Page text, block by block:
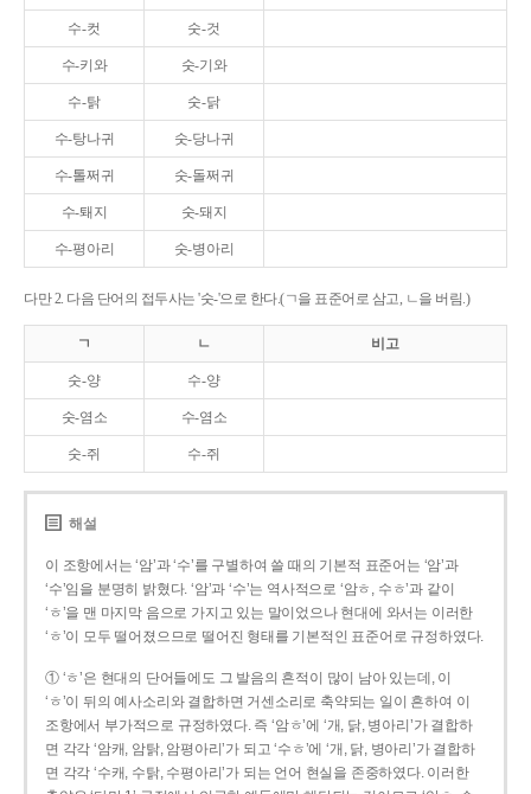
수-컷 숫-것
수-키와 숫-기와
수-탉 숫-닭
수-탕나귀 숫-당나귀
수-톨쩌귀 숫-돌쩌귀
수-퇘지 숫-돼지
수-평아리 숫-병아리
다만 2. 다음 단어의 접두사는 '숫-'으로 한다.(ㄱ을 표준어로 삼고, ㄴ을 버림.)
ㄱ ㄴ 비고
숫-양 수-양
숫-염소 수-염소
숫-쥐 수-쥐
해설
이 조항에서는 ‘암’과 ‘수’를 구별하여 쓸 때의 기본적 표준어는 ‘암’과
‘수’임을 분명히 밝혔다. ‘암’과 ‘수’는 역사적으로 ‘암ㅎ, 수ㅎ’과 같이
‘ㅎ’을 맨 마지막 음으로 가지고 있는 말이었으나 현대에 와서는 이러한
‘ㅎ’이 모두 떨어졌으므로 떨어진 형태를 기본적인 표준어로 규정하였다.
① ‘ㅎ’은 현대의 단어들에도 그 발음의 흔적이 많이 남아 있는데, 이
‘ㅎ’이 뒤의 예사소리와 결합하면 거센소리로 축약되는 일이 흔하여 이
조항에서 부가적으로 규정하였다. 즉 ‘암ㅎ’에 ‘개, 닭, 병아리’가 결합하
면 각각 ‘암캐, 암탉, 암평아리’가 되고 ‘수ㅎ’에 ‘개, 닭, 병아리’가 결합하
면 각각 ‘수캐, 수탉, 수평아리’가 되는 언어 현실을 존중하였다. 이러한